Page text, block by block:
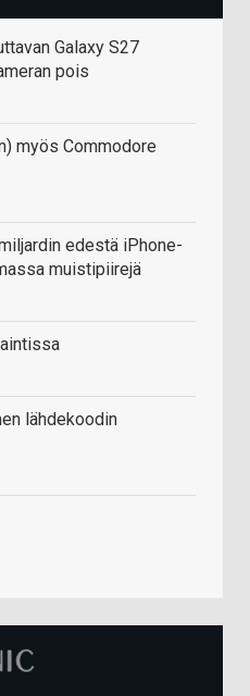
Galaxy S27
pois
myös Commodore
edestä iPhone-
muistipiirejä
lähdekoodin